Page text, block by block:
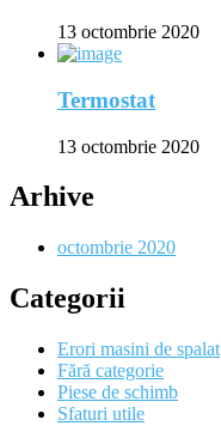
13 octombrie 2020
Termostat
13 octombrie 2020
Arhive
octombrie 2020
Categorii
Erori masini de spalat
Fără categorie
Piese de schimb
Sfaturi utile